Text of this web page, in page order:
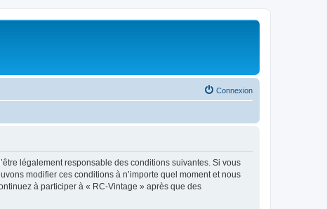
Connexion
légalement responsable des conditions suivantes. Si vous
modifier ces conditions à n’importe quel moment et nous
à participer à « RC-Vintage » après que des